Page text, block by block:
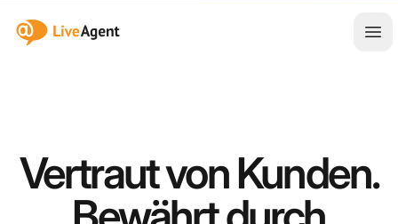
:site.title
Vertraut von Kunden.